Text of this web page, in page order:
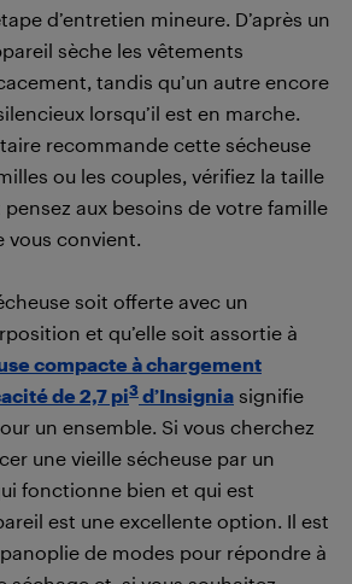
d’entretien mineure. D’après un
sèche les vêtements
tandis qu’un autre encore
lorsqu’il est en marche.
recommande cette sécheuse
ou les couples, vérifiez la taille
aux besoins de votre famille
vous convient.
soit offerte avec un
et qu’elle soit assortie à
compacte à chargement
de 2,7 pi3 d’Insignia signifie
un ensemble. Si vous cherchez
une vieille sécheuse par un
fonctionne bien et qui est
est une excellente option. Il est
de modes pour répondre à